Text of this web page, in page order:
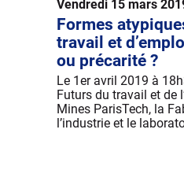
Vendredi 15 mars
Formes
travail et
ou précarité ?
Le 1er avril 2019 à
Futurs du travail et de
Mines ParisTech, la
l’industrie et le